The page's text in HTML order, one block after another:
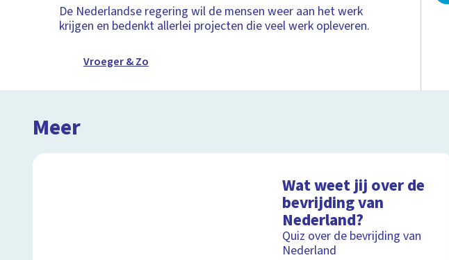
De Nederlandse regering wil de mensen weer aan het werk
krijgen en bedenkt allerlei projecten die veel werk opleveren.
Vroeger & Zo
Meer
Wat weet jij over de
bevrijding van
Nederland?
Quiz over de bevrijding van
Nederland